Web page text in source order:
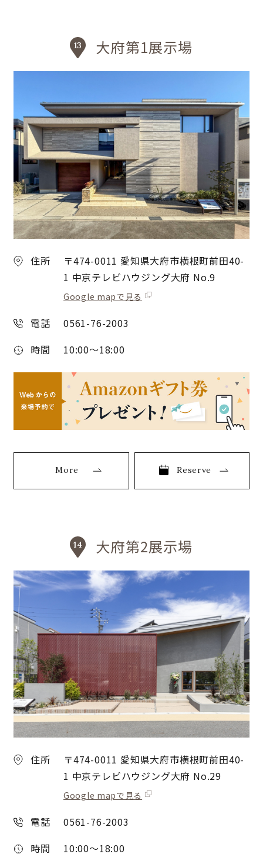
大府第1展示場
住所
〒474-0011 愛知県大府市横根町前田40-
1 中京テレビハウジング大府 No.9
Google mapで見る
電話
0561-76-2003
時間
10:00〜18:00
More Reserve
大府第2展示場
住所
〒474-0011 愛知県大府市横根町前田40-
1 中京テレビハウジング大府 No.29
Google mapで見る
電話
0561-76-2003
時間
10:00〜18:00